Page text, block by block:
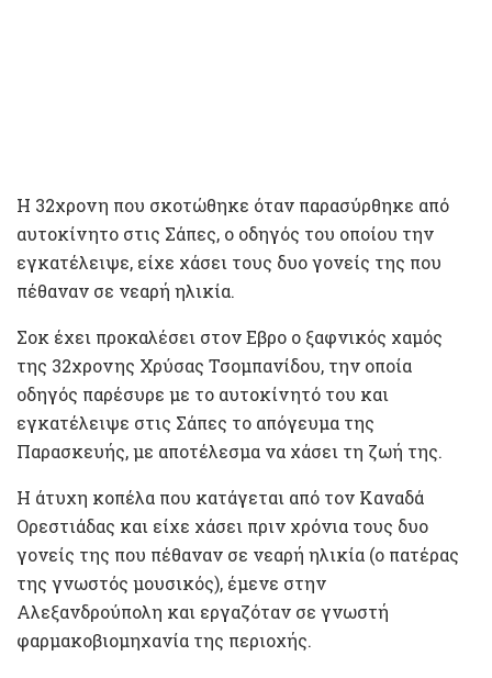
Η 32χρονη που σκοτώθηκε όταν παρασύρθηκε από
αυτοκίνητο στις Σάπες, ο οδηγός του οποίου την
εγκατέλειψε, είχε χάσει τους δυο γονείς της που
πέθαναν σε νεαρή ηλικία.
Σοκ έχει προκαλέσει στον Εβρο ο ξαφνικός χαμός
της 32χρονης Χρύσας Τσομπανίδου, την οποία
οδηγός παρέσυρε με το αυτοκίνητό του και
εγκατέλειψε στις Σάπες το απόγευμα της
Παρασκευής, με αποτέλεσμα να χάσει τη ζωή της.
Η άτυχη κοπέλα που κατάγεται από τον Καναδά
Ορεστιάδας και είχε χάσει πριν χρόνια τους δυο
γονείς της που πέθαναν σε νεαρή ηλικία (ο πατέρας
της γνωστός μουσικός), έμενε στην
Αλεξανδρούπολη και εργαζόταν σε γνωστή
φαρμακοβιομηχανία της περιοχής.